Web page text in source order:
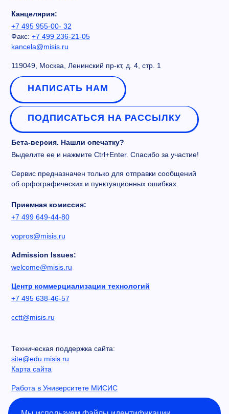
Канцелярия:
+7 495 955-00- 32
Факс: +7 499 236-21-05
kancela@misis.ru
119049, Москва, Ленинский пр-кт, д. 4, стр. 1
НАПИСАТЬ НАМ
ПОДПИСАТЬСЯ НА РАССЫЛКУ
Бета-версия. Нашли опечатку?
Выделите ее и нажмите Ctrl+Enter. Спасибо за участие!
Сервис предназначен только для отправки сообщений
об орфографических и пунктуационных ошибках.
Приемная комиссия:
+7 499 649-44-80
vopros@misis.ru
Admission Issues:
welcome@misis.ru
Центр коммерциализации технологий
+7 495 638-46-57
cctt@misis.ru
Техническая поддержка сайта:
site@edu.misis.ru
Карта сайта
Работа в Университете МИСИС
Сведения об образовательной организации